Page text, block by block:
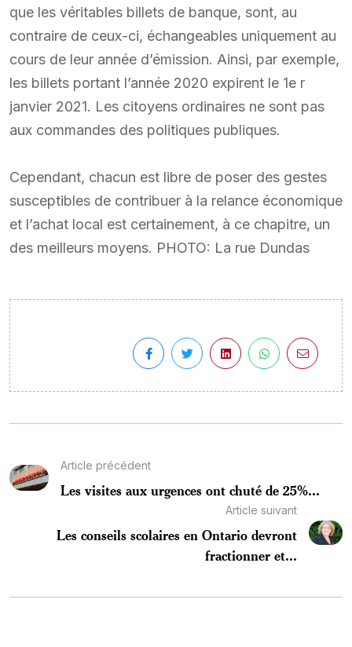
que les véritables billets de banque, sont, au
contraire de ceux-ci, échangeables uniquement au
cours de leur année d’émission. Ainsi, par exemple,
les billets portant l’année 2020 expirent le 1e r
janvier 2021. Les citoyens ordinaires ne sont pas
aux commandes des politiques publiques.
Cependant, chacun est libre de poser des gestes
susceptibles de contribuer à la relance économique
et l’achat local est certainement, à ce chapitre, un
des meilleurs moyens. PHOTO: La rue Dundas
Article précédent
Les visites aux urgences ont chuté de 25%...
Article suivant
Les conseils scolaires en Ontario devront
fractionner et...